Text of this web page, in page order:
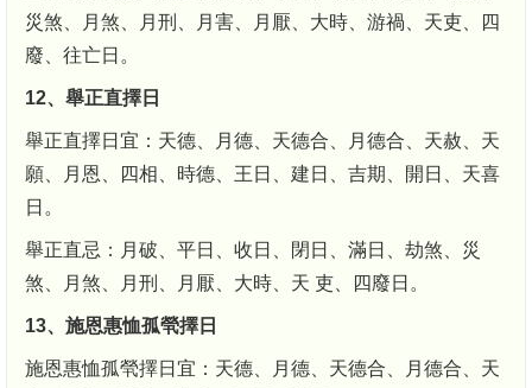
災煞、月煞、月刑、月害、月厭、大時、游禍、天吏、四
廢、往亡日。
12、舉正直擇日
舉正直擇日宜：天德、月德、天德合、月德合、天赦、天
願、月恩、四相、時德、王日、建日、吉期、開日、天喜
日。
舉正直忌：月破、平日、收日、閉日、滿日、劫煞、災
煞、月煞、月刑、月厭、大時、天 吏、四廢日。
13、施恩惠恤孤煢擇日
施恩惠恤孤煢擇日宜：天德、月德、天德合、月德合、天